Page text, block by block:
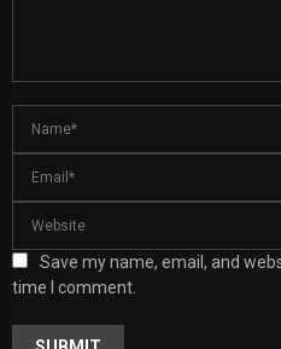
Save my name, email, and
time I comment.